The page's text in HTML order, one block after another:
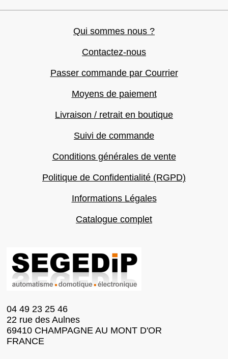
Qui sommes nous ?
Contactez-nous
Passer commande par Courrier
Moyens de paiement
Livraison / retrait en boutique
Suivi de commande
Conditions générales de vente
Politique de Confidentialité (RGPD)
Informations Légales
Catalogue complet
04 49 23 25 46
22 rue des Aulnes
69410 CHAMPAGNE AU MONT D'OR
FRANCE